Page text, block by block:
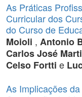
As Práticas
Curricular dos
do Curso de
Moioli , Antonio
Carlos José
Celso Fortti e
As Implicações